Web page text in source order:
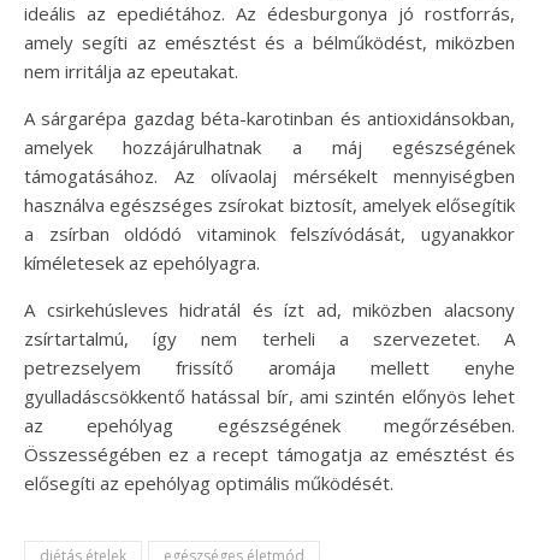
ideális az epediétához. Az édesburgonya jó rostforrás,
amely segíti az emésztést és a bélműködést, miközben
nem irritálja az epeutakat.
A sárgarépa gazdag béta-karotinban és antioxidánsokban,
amelyek hozzájárulhatnak a máj egészségének
támogatásához. Az olívaolaj mérsékelt mennyiségben
használva egészséges zsírokat biztosít, amelyek elősegítik
a zsírban oldódó vitaminok felszívódását, ugyanakkor
kíméletesek az epehólyagra.
A csirkehúsleves hidratál és ízt ad, miközben alacsony
zsírtartalmú, így nem terheli a szervezetet. A
petrezselyem frissítő aromája mellett enyhe
gyulladáscsökkentő hatással bír, ami szintén előnyös lehet
az epehólyag egészségének megőrzésében.
Összességében ez a recept támogatja az emésztést és
elősegíti az epehólyag optimális működését.